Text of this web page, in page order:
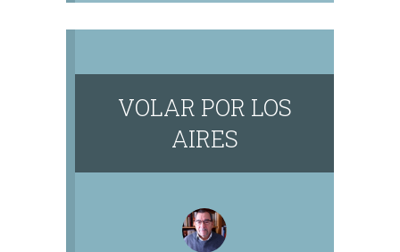
VOLAR POR LOS
AIRES